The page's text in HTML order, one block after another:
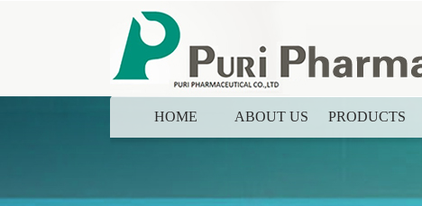
HOME ABOUT US PRODUCTS